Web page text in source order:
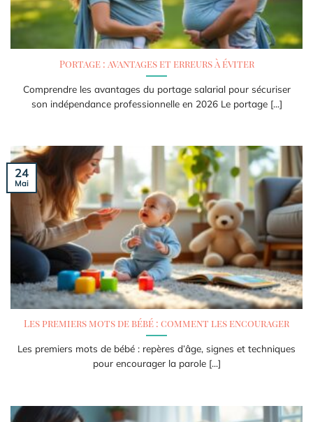
Portage : avantages et erreurs à éviter
Comprendre les avantages du portage salarial pour sécuriser
son indépendance professionnelle en 2026 Le portage [...]
Les premiers mots de bébé : comment les encourager
Les premiers mots de bébé : repères d’âge, signes et techniques
pour encourager la parole [...]
24
Mai